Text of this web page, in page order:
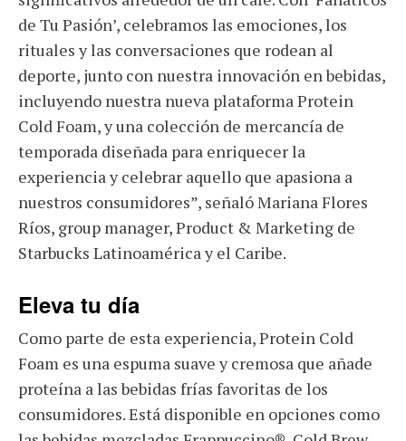
de Tu Pasión’, celebramos las emociones, los
rituales y las conversaciones que rodean al
deporte, junto con nuestra innovación en bebidas,
incluyendo nuestra nueva plataforma Protein
Cold Foam, y una colección de mercancía de
temporada diseñada para enriquecer la
experiencia y celebrar aquello que apasiona a
nuestros consumidores”, señaló Mariana Flores
Ríos, group manager, Product & Marketing de
Starbucks Latinoamérica y el Caribe.
Eleva tu día
Como parte de esta experiencia, Protein Cold
Foam es una espuma suave y cremosa que añade
proteína a las bebidas frías favoritas de los
consumidores. Está disponible en opciones como